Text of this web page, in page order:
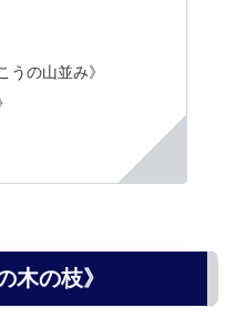
うの山並み》
木の枝》